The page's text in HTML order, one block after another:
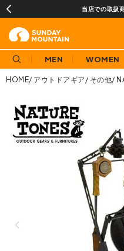
当店での取扱
MEN WOMEN
HOME アウトドアギア その他